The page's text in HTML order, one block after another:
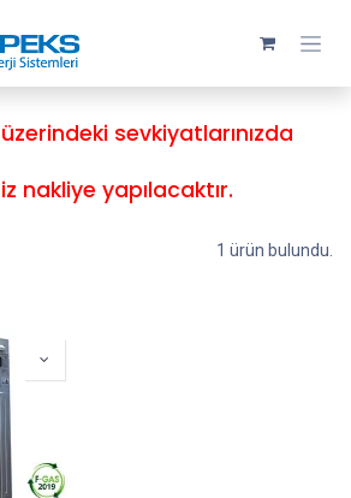
sevkiyatlarınızda
nakliye yapılacaktır.
1 ürün bulundu.